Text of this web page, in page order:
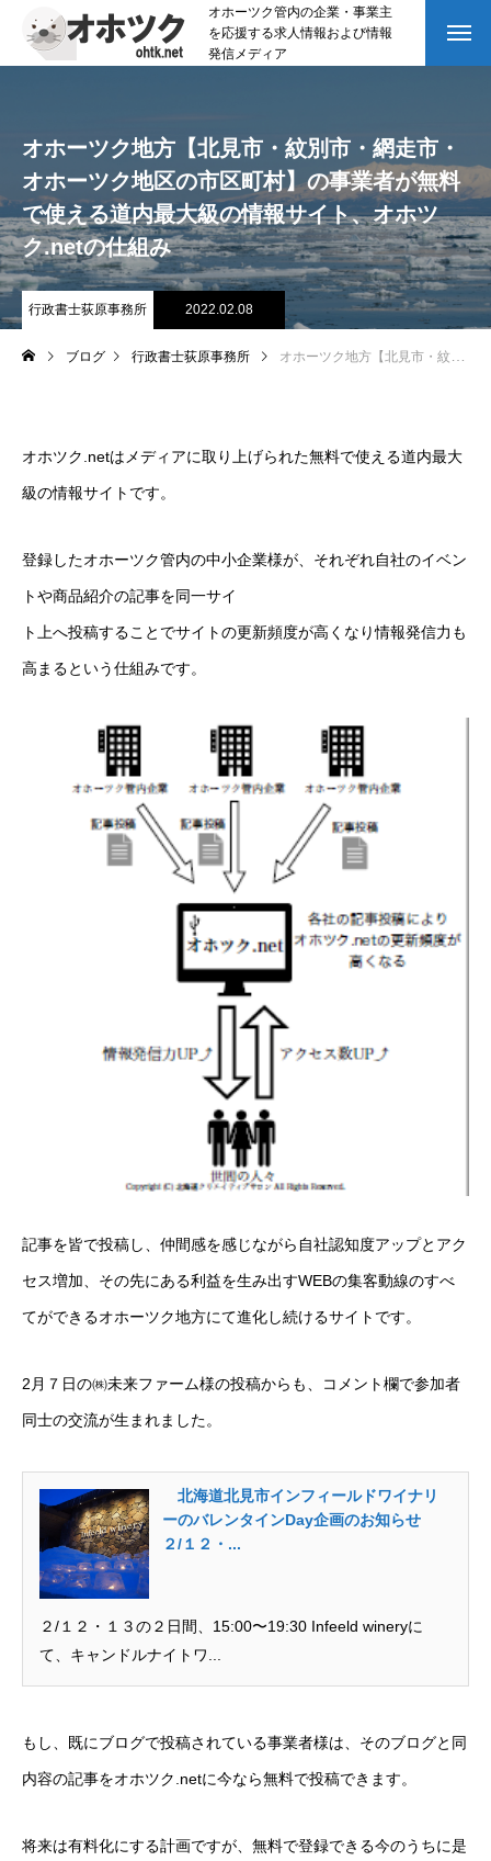
オホーツク管内の企業・事業主
を応援する求人情報および情報
発信メディア
オホーツク地方【北見市・紋別市・網走市・
オホーツク地区の市区町村】の事業者が無料
で使える道内最大級の情報サイト、オホツ
ク.netの仕組み
行政書士荻原事務所 2022.02.08
ブログ 行政書士荻原事務所 オホーツク地方【北見市・紋別市・網走市・オホーツク地区の市区町村】の事業者が無料で使える道内最大級の情報サイト、オホツク.netの仕組み
オホツク.netはメディアに取り上げられた無料で使える道内最大
級の情報サイトです。
登録したオホーツク管内の中小企業様が、それぞれ自社のイベン
トや商品紹介の記事を同一サイ
ト上へ投稿することでサイトの更新頻度が高くなり情報発信力も
高まるという仕組みです。
記事を皆で投稿し、仲間感を感じながら自社認知度アップとアク
セス増加、その先にある利益を生み出すWEBの集客動線のすべ
てができるオホーツク地方にて進化し続けるサイトです。
2月７日の㈱未来ファーム様の投稿からも、コメント欄で参加者
同士の交流が生まれました。
北海道北見市インフィールドワイナリ
ーのバレンタインDay企画のお知らせ
２/１２・...
２/１２・１３の２日間、15:00〜19:30 Infeeld wineryに
て、キャンドルナイトワ...
もし、既にブログで投稿されている事業者様は、そのブログと同
内容の記事をオホツク.netに今なら無料で投稿できます。
将来は有料化にする計画ですが、無料で登録できる今のうちに是